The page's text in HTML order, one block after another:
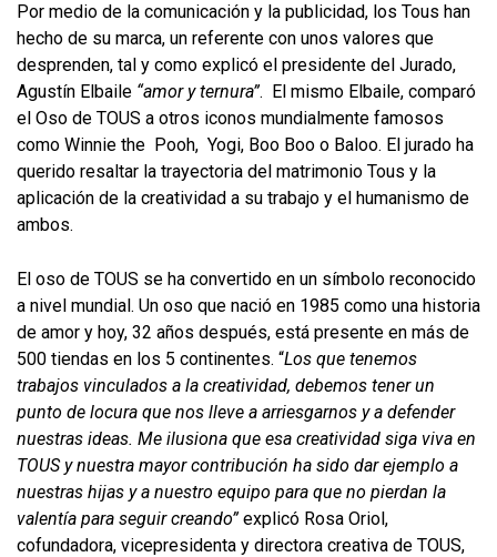
Por medio de la comunicación y la publicidad, los Tous han
hecho de su marca, un referente con unos valores que
desprenden, tal y como explicó el presidente del Jurado,
Agustín Elbaile “amor y ternura”. El mismo Elbaile, comparó
el Oso de TOUS a otros iconos mundialmente famosos
como Winnie the Pooh, Yogi, Boo Boo o Baloo. El jurado ha
querido resaltar la trayectoria del matrimonio Tous y la
aplicación de la creatividad a su trabajo y el humanismo de
ambos.
El oso de TOUS se ha convertido en un símbolo reconocido
a nivel mundial. Un oso que nació en 1985 como una historia
de amor y hoy, 32 años después, está presente en más de
500 tiendas en los 5 continentes. “Los que tenemos
trabajos vinculados a la creatividad, debemos tener un
punto de locura que nos lleve a arriesgarnos y a defender
nuestras ideas. Me ilusiona que esa creatividad siga viva en
TOUS y nuestra mayor contribución ha sido dar ejemplo a
nuestras hijas y a nuestro equipo para que no pierdan la
valentía para seguir creando”explicó Rosa Oriol,
cofundadora, vicepresidenta y directora creativa de TOUS,